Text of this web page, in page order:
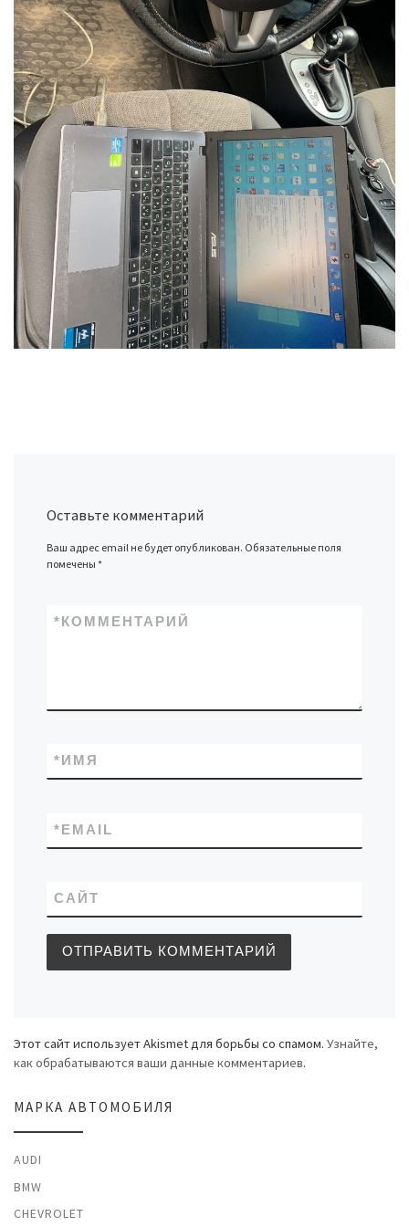
Оставьте комментарий
Ваш адрес email не будет опубликован. Обязательные поля
помечены*
КОММЕНТАРИЙ
*
ИМЯ
*
EMAIL
*
САЙТ
Этот сайт использует Akismet для борьбы со спамом. Узнайте,
как обрабатываются ваши данные комментариев.
МАРКА АВТОМОБИЛЯ
AUDI
BMW
CHEVROLET